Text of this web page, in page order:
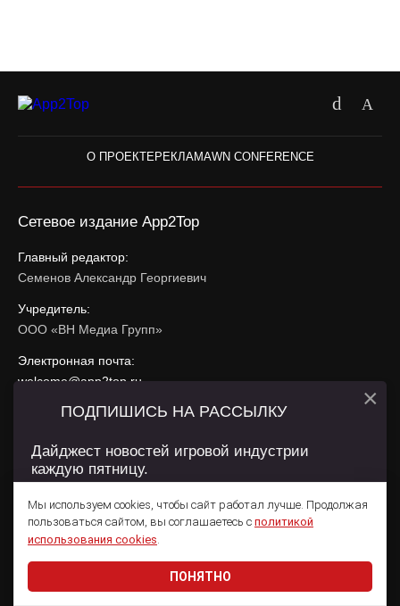
О ПРОЕКТЕРЕКЛАМАWN CONFERENCE
Сетевое издание App2Top
Главный редактор:
Семенов Александр Георгиевич
Учредитель:
ООО «ВН Медиа Групп»
Электронная почта:
welcome@app2top.ru
При использовании материалов активная ссылка на
Сайт использует IP адреса, cookie, данные геолокации
использования содержатся вПолитике конфиденциальностии
Пользовательском соглашении .
© 2011 — 2026 App2Top 16+
Мы используем cookies, чтобы сайт работал лучше. Продолжая
пользоваться сайтом, вы соглашаетесь с политикой
использования cookies.
ПОНЯТНО
ПОДПИШИСЬ НА РАССЫЛКУ
Дайджест новостей игровой индустрии
каждую пятницу.
Даю согласие на обработкуперсональных данных
×